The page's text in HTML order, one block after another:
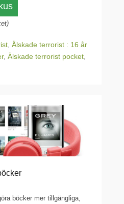
Älskade terrorist : 16 år
, Älskade terrorist pocket
böcker mer tillgängliga,